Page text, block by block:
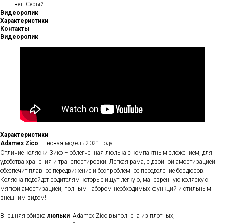
Цвет: Серый
Видеоролик
Характеристики
Контакты
Видеоролик
Характеристики
Adamex Zico – новая модель 2021 года!
Отличие коляски Зико – облегченная люлька с компактным сложением, для
удобства хранения и транспортировки. Легкая рама, с двойной амортизацией
обеспечит плавное передвижение и беспроблемное преодоление бордюров.
Коляска подойдет родителям которые ищут легкую, маневренную коляску с
мягкой амортизацией, полным набором необходимых функций и стильным
внешним видом!
Внешняя обивкалюльки Adamex Zico выполнена из плотных,